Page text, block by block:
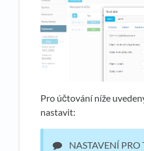
Pro účtování níže
nastavit:
NASTAVENÍ PRO